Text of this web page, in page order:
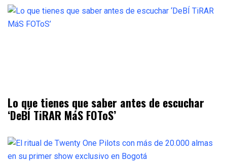
Lo que tienes que saber antes de escuchar
‘DeBÍ TiRAR MáS FOToS’